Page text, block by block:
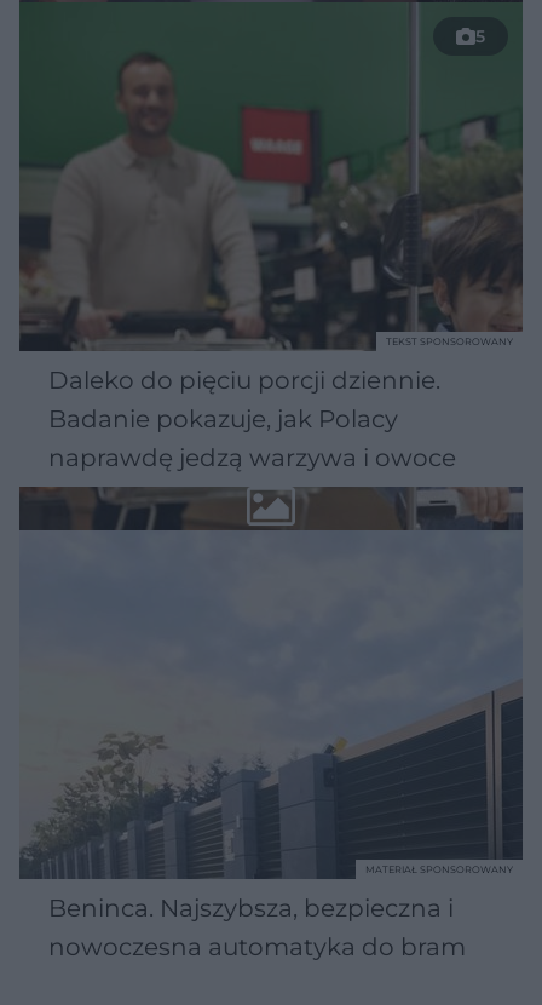
5
Daleko do pięciu porcji dziennie.
Badanie pokazuje, jak Polacy
naprawdę jedzą warzywa i owoce
TEKST SPONSOROWANY
Beninca. Najszybsza, bezpieczna i
nowoczesna automatyka do bram
MATERIAŁ SPONSOROWANY